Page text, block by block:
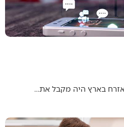
בארץ היה מקבל את…